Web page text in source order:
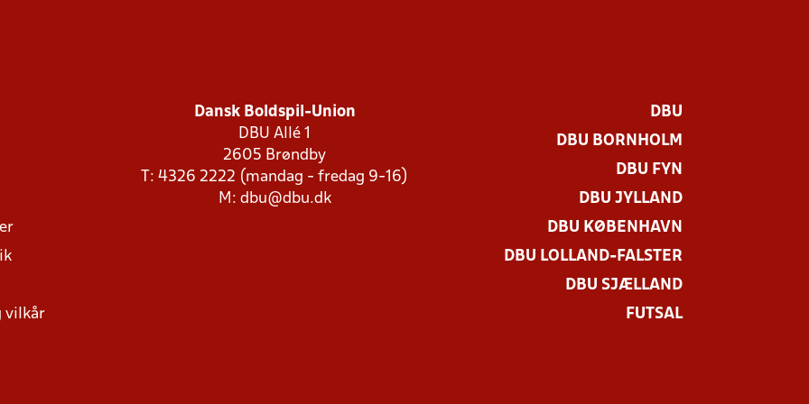
vilkår
Dansk Boldspil-Union
DBU Allé 1
2605 Brøndby
T: 4326 2222 (mandag - fredag 9-16)
M: dbu@dbu.dk
DBU
DBU BORNHOLM
DBU FYN
DBU JYLLAND
DBU KØBENHAVN
DBU LOLLAND-FALSTER
DBU SJÆLLAND
FUTSAL